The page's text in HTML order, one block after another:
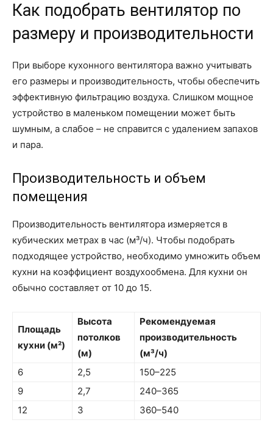
Как подобрать вентилятор по
размеру и производительности
При выборе кухонного вентилятора важно учитывать
его размеры и производительность, чтобы обеспечить
эффективную фильтрацию воздуха. Слишком мощное
устройство в маленьком помещении может быть
шумным, а слабое – не справится с удалением запахов
и пара.
Производительность и объем
помещения
Производительность вентилятора измеряется в
кубических метрах в час (м³/ч). Чтобы подобрать
подходящее устройство, необходимо умножить объем
кухни на коэффициент воздухообмена. Для кухни он
обычно составляет от 10 до 15.
Площадь
кухни (м²)
Высота
потолков
(м)
Рекомендуемая
производительность
(м³/ч)
6
2,5
150–225
9
2,7
240–365
12
3 360–540